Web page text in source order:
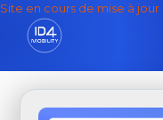
Site en cours de mise à jour